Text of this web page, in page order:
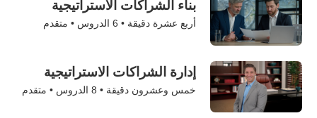
بناء الشراكات الاستراتيجية
أربع عشرة دقيقة • 6 الدروس • متقدم
إدارة الشراكات الاستراتيجية
خمس وعشرون دقيقة • 8 الدروس • متقدم